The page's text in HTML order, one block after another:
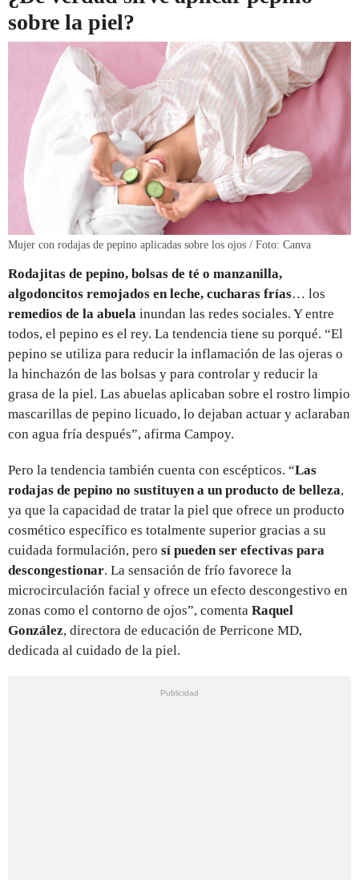
sobre la piel?
Mujer con rodajas de pepino aplicadas sobre los ojos / Foto: Canva
Rodajitas de pepino, bolsas de té o manzanilla,
algodoncitos remojados en leche, cucharas frías… los
remedios de la abuela inundan las redes sociales. Y entre
todos, el pepino es el rey. La tendencia tiene su porqué. “El
pepino se utiliza para reducir la inflamación de las ojeras o
la hinchazón de las bolsas y para controlar y reducir la
grasa de la piel. Las abuelas aplicaban sobre el rostro limpio
mascarillas de pepino licuado, lo dejaban actuar y aclaraban
con agua fría después”, afirma Campoy.
Pero la tendencia también cuenta con escépticos. “Las
rodajas de pepino no sustituyen a un producto de belleza,
ya que la capacidad de tratar la piel que ofrece un producto
cosmético específico es totalmente superior gracias a su
cuidada formulación, pero sí pueden ser efectivas para
descongestionar. La sensación de frío favorece la
microcirculación facial y ofrece un efecto descongestivo en
zonas como el contorno de ojos”, comenta Raquel
González, directora de educación de Perricone MD,
dedicada al cuidado de la piel.